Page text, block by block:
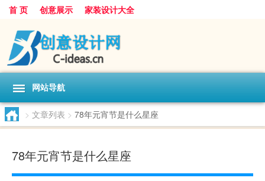
首 页 创意展示 家装设计大全
网站导航
> 文章列表 > 78年元宵节是什么星座
78年元宵节是什么星座